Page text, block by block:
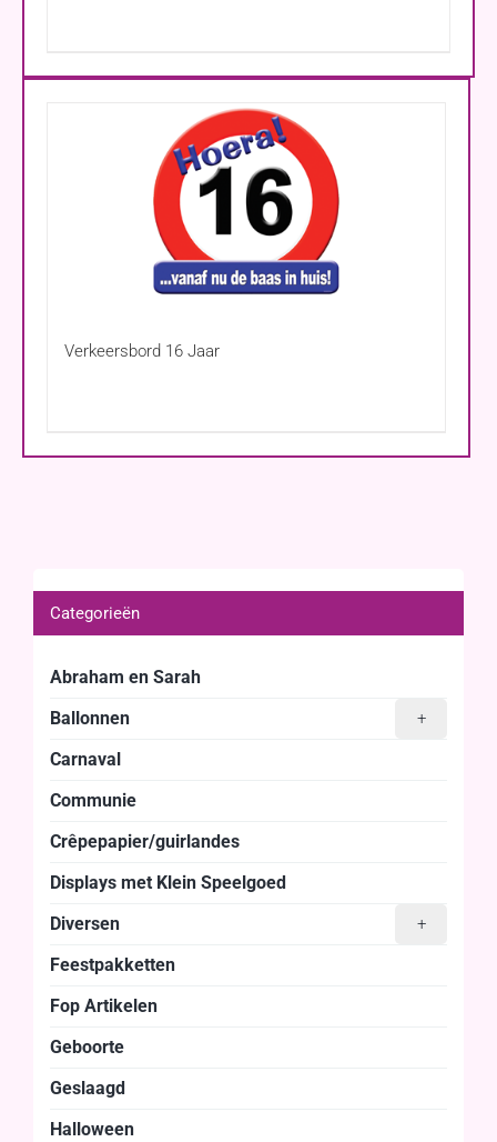
Verkeersbord 16 Jaar
Categorieën
Abraham en Sarah
+
Ballonnen
Carnaval
Communie
Crêpepapier/guirlandes
Displays met Klein Speelgoed
+
Diversen
Feestpakketten
Fop Artikelen
Geboorte
Geslaagd
Halloween